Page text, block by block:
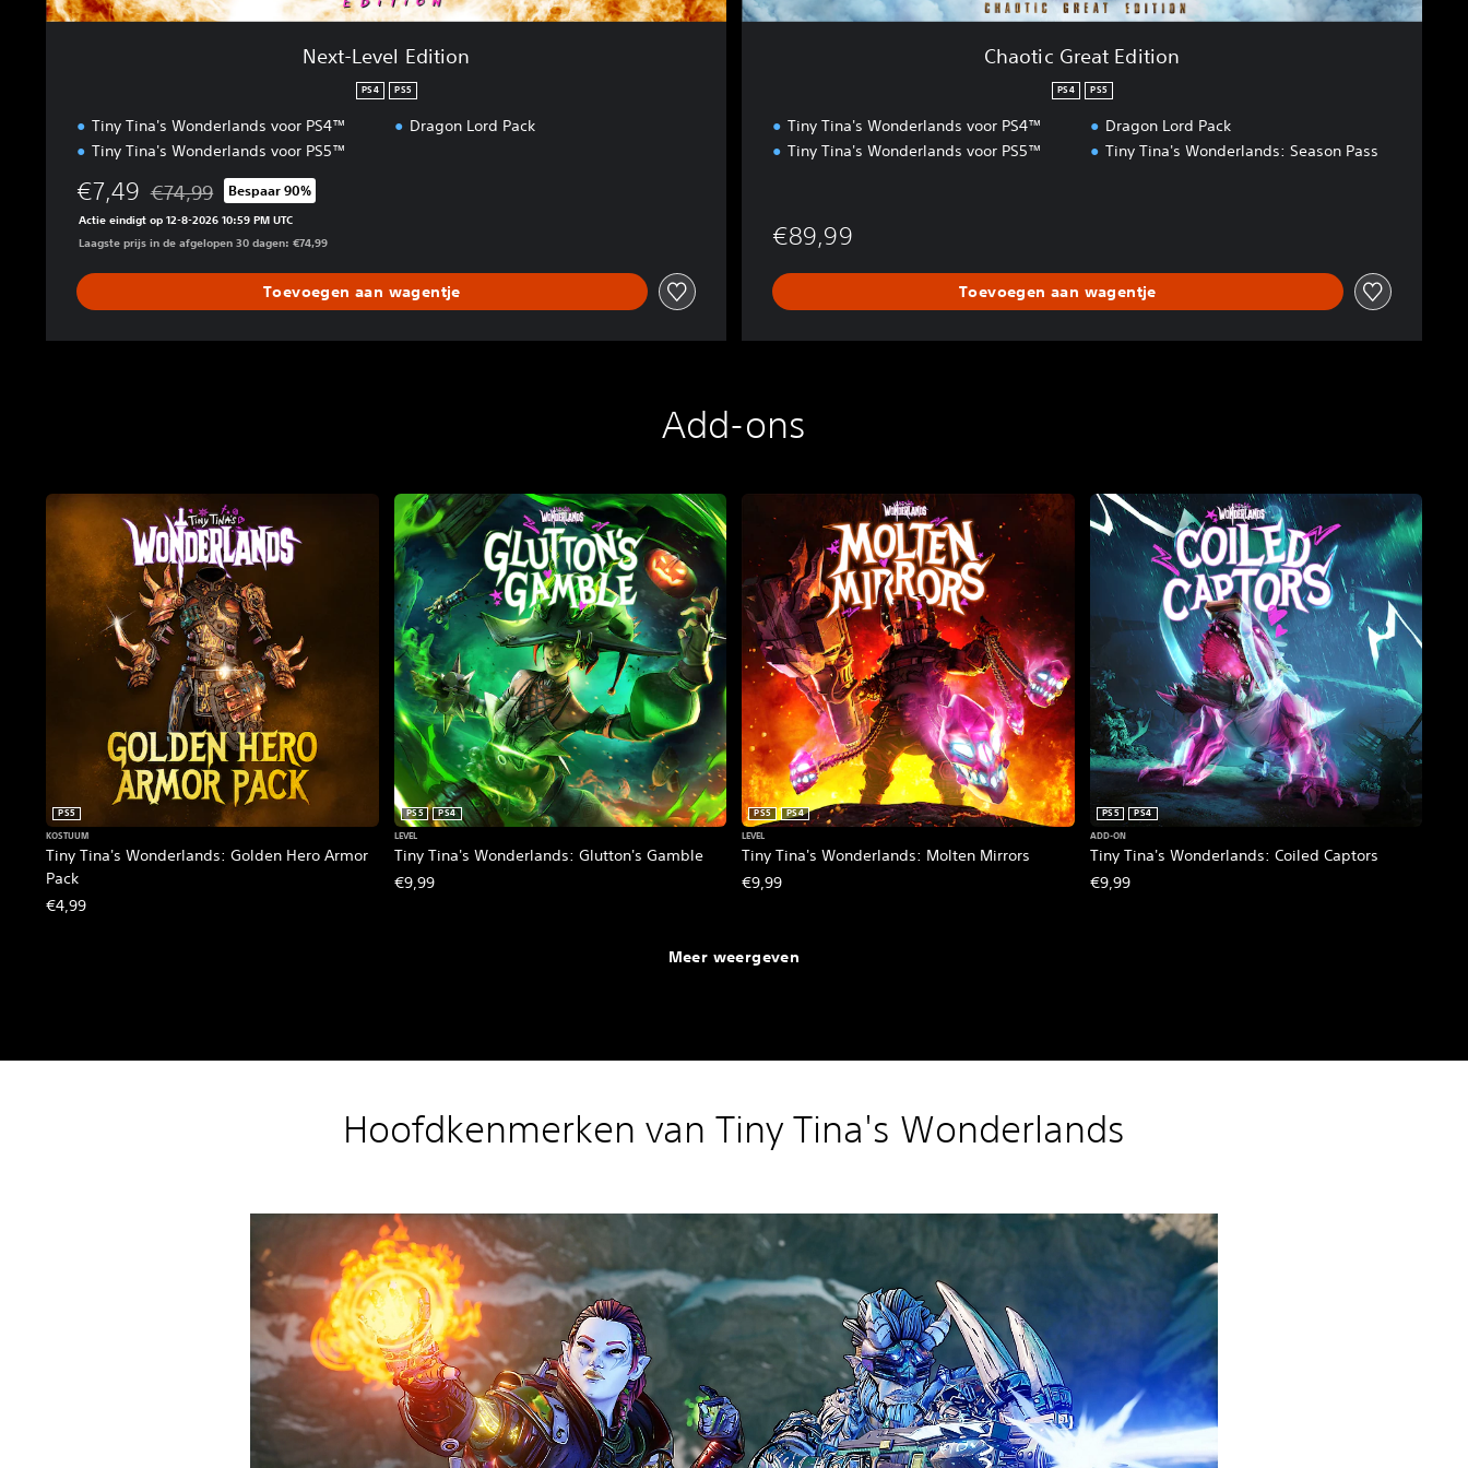
n
Next-Level Edition
PS4 PS5
Tiny Tina's Wonderlands voor PS4™
Tiny Tina's Wonderlands voor PS5™
Dragon Lord Pack
€7,49 Korting ten opzichte van de oorspronkelijke prijs van €74,99
€74,99 Bespaar 90%
Actie eindigt op 12-8-2026 10:59 PM UTC
Laagste prijs in de afgelopen 30 dagen: €74,99
Toevoegen aan wagentje
i
Chaotic Great Edition
PS4 PS5
Tiny Tina's Wonderlands voor PS4™
Tiny Tina's Wonderlands voor PS5™
Dragon Lord Pack
Tiny Tina's Wonderlands: Season Pass
€89,99
Toevoegen aan wagentje
Add-ons
Tiny Tina's Wonderlands: Golden Hero Armor
Pack
PS5
KOSTUUM
€4,99
Tiny Tina's Wonderlands: Glutton's Gamble
PS5
PS4
LEVEL
€9,99
Tiny Tina's Wonderlands: Molten Mirrors
PS5
PS4
LEVEL
€9,99
Tiny Tina's Wonderlands: Coiled Captors
PS5
PS4
ADD-ON
€9,99
Meer weergeven
Hoofdkenmerken van Tiny Tina's Wonderlands